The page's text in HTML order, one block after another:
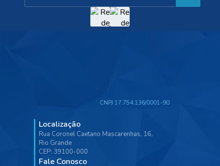
Localização
Rua Coronel Caetano Mascarenhas, 16,
Rio Grande
CEP: 39100-000
Fale Conosco
CNPJ:17.754.136/0001-90